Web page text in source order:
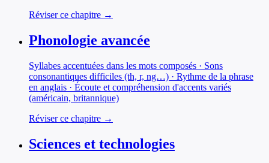
Réviser ce chapitre →
Phonologie avancée
Syllabes accentuées dans les mots composés · Sons
consonantiques difficiles (th, r, ng…) · Rythme de la phrase
en anglais · Écoute et compréhension d'accents variés
(américain, britannique)
Réviser ce chapitre →
Sciences et technologies